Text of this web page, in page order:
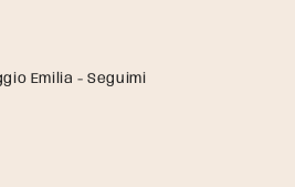
Emilia - Seguimi